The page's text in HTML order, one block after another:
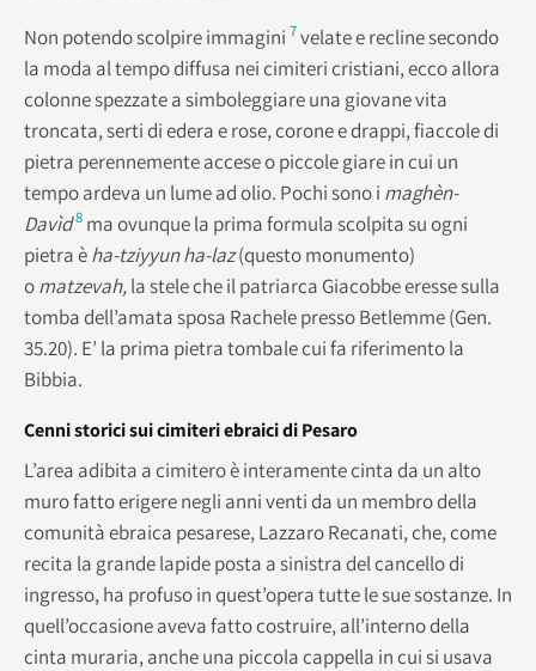
Non potendo scolpire immagini 7velate e recline secondo
la moda al tempo diffusa nei cimiteri cristiani, ecco allora
colonne spezzate a simboleggiare una giovane vita
troncata, serti di edera e rose, corone e drappi, fiaccole di
pietra perennemente accese o piccole giare in cui un
tempo ardeva un lume ad olio. Pochi sono i maghèn-
Davìd8 ma ovunque la prima formula scolpita su ogni
pietra èha-tziyyun ha-laz(questo monumento)
omatzevah,la stele che il patriarca Giacobbe eresse sulla
tomba dell’amata sposa Rachele presso Betlemme (Gen.
35.20). E’ la prima pietra tombale cui fa riferimento la
Bibbia.
Cenni storici sui cimiteri ebraici di Pesaro
L’area adibita a cimitero è interamente cinta da un alto
muro fatto erigere negli anni venti da un membro della
comunità ebraica pesarese, Lazzaro Recanati, che, come
recita la grande lapide posta a sinistra del cancello di
ingresso, ha profuso in quest’opera tutte le sue sostanze. In
quell’occasione aveva fatto costruire, all’interno della
cinta muraria, anche una piccola cappella in cui si usava